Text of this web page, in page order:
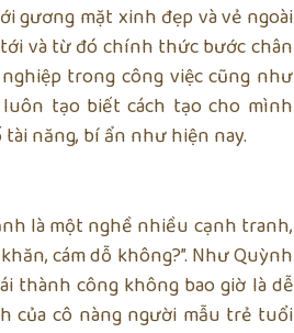
gương mặt xinh đẹp và vẻ ngoài
và từ đó chính thức bước chân
trong công việc cũng như
tạo biết cách tạo cho mình
năng, bí ẩn như hiện nay.
là một nghề nhiều cạnh tranh,
cám dỗ không?”. Như Quỳnh
thành công không bao giờ là dễ
của cô nàng người mẫu trẻ tuổi